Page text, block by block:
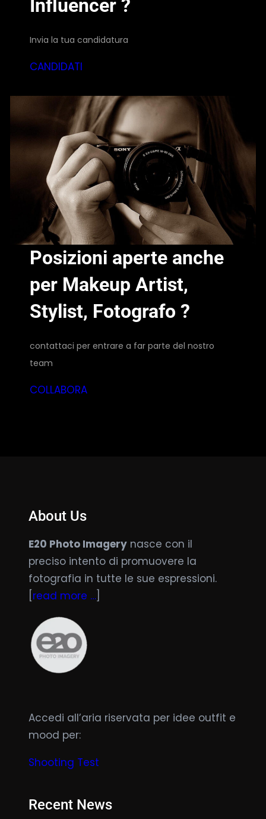
Influencer ?
Invia la tua candidatura
CANDIDATI
Posizioni aperte anche
per Makeup Artist,
Stylist, Fotografo ?
contattaci per entrare a far parte del nostro
team
COLLABORA
About Us
E20 Photo Imagery nasce con il
preciso intento di promuovere la
fotografia in tutte le sue espressioni.
read more …
Accedi all’aria riservata per idee outfit e
mood per:
Shooting Test
Recent News